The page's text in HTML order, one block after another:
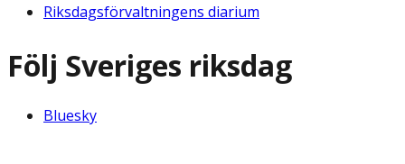
Riksdagsförvaltningens diarium
Följ Sveriges riksdag
Bluesky